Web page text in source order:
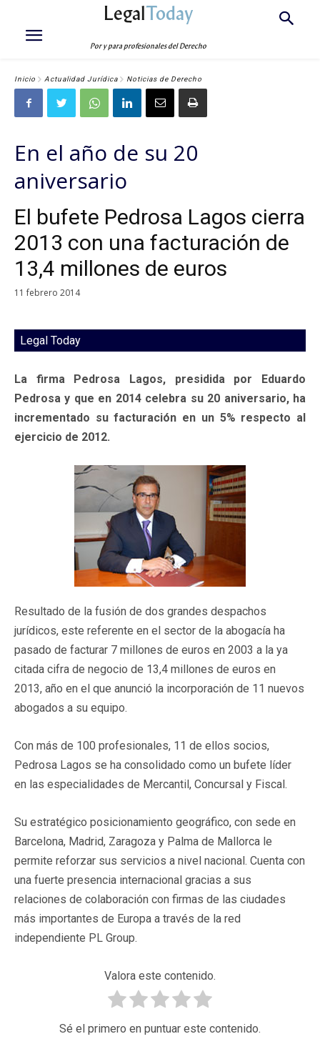
LegalToday
Por y para profesionales del Derecho
Inicio Actualidad Jurídica Noticias de Derecho
En el año de su 20
aniversario
El bufete Pedrosa Lagos cierra
2013 con una facturación de
13,4 millones de euros
11 febrero 2014
Legal Today
La firma Pedrosa Lagos, presidida por Eduardo
Pedrosa y que en 2014 celebra su 20 aniversario, ha
incrementado su facturación en un 5% respecto al
ejercicio de 2012.
Resultado de la fusión de dos grandes despachos
jurídicos, este referente en el sector de la abogacía ha
pasado de facturar 7 millones de euros en 2003 a la ya
citada cifra de negocio de 13,4 millones de euros en
2013, año en el que anunció la incorporación de 11 nuevos
abogados a su equipo.
Con más de 100 profesionales, 11 de ellos socios,
Pedrosa Lagos se ha consolidado como un bufete líder
en las especialidades de Mercantil, Concursal y Fiscal.
Su estratégico posicionamiento geográfico, con sede en
Barcelona, Madrid, Zaragoza y Palma de Mallorca le
permite reforzar sus servicios a nivel nacional. Cuenta con
una fuerte presencia internacional gracias a sus
relaciones de colaboración con firmas de las ciudades
más importantes de Europa a través de la red
independiente PL Group.
Valora este contenido.
Sé el primero en puntuar este contenido.